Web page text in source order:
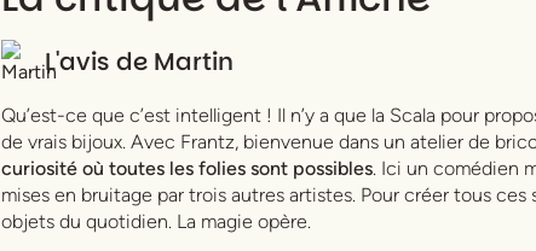
L'avis de Martin
Qu’est-ce que c’est intelligent ! Il n’y a que la Scala pour
de vrais bijoux. Avec Frantz, bienvenue dans un atelier de
curiosité où toutes les folies sont possibles. Ici un comédien
mises en bruitage par trois autres artistes. Pour créer tous ces
objets du quotidien. La magie opère.